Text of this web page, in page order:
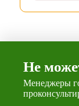
Не
Менеджеры